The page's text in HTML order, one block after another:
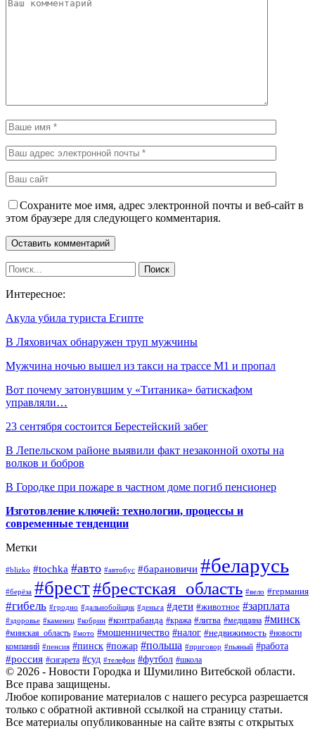
Сохраните мое имя, адрес электронной почты и веб-сайт в
этом браузере для следующего комментария.
Интересное:
Акула убила туриста Египте
В Ляховичах обнаружен труп мужчины
Мужчина ночью вышел из такси на трассе М1 и пропал
Вот почему затонувшим у «Титаника» батискафом
управляли…
23 сентября состоится Берестейский забег
В Лепельском районе выявили факт незаконной охоты на
волков и бобров
В Городке при пожаре в частном доме погиб пенсионер
Изготовление ключей: технологии, процессы и
современные тенденции
Метки
#blizko #tochka #авто #автобус #барановичи #беларусь
#берёза #брест#брестская_область #вело #германия
#гибель #гродно #дальнобойщик #деньга #дети #животное #зарплата
#здоровье #каменец #кобрин #контрабанда #кража #литва #медицина #минск
#минская_область #мото #мошенничество #налог #недвижимость #новости
компаний #пенсия #пинск #пожар #польша #приговор #пьяный #работа
#россия #сигарета #суд #телефон #футбол #школа
© 2026 - Новости Городка и Шумилино Витебской области.
Все права защищены.
Любое копирование материалов с нашего ресурса разрешается
только с обратной активной ссылкой на страницу статьи.
Все материалы опубликованные на сайте взяты с открытых